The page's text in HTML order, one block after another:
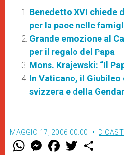
Benedetto XVI chiede
per la pace nelle
Grande emozione al
per il regalo del Papa
Mons. Krajewski: “Il
In Vaticano, il Giubileo
svizzera e della
MAGGIO 17, 2006 00:00
W M
e
F
a w